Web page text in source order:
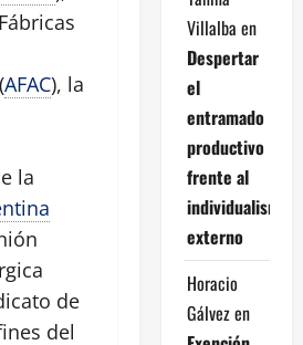
AFAC), la
la
de
del
Villalba en
Despertar
el
entramado
productivo
frente al
individualismo
externo
Horacio
Gálvezen